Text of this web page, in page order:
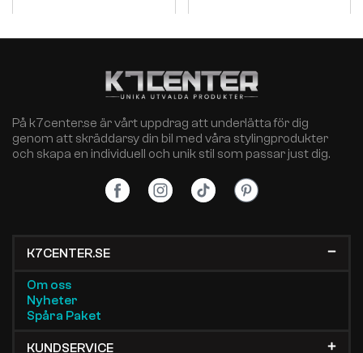
På k7center.se är vårt uppdrag att underlätta för dig
genom att skräddarsy din bil med våra stylingprodukter
och skapa en individuell och unik stil som passar just dig.
K7CENTER.SE
Om oss
Nyheter
Spåra Paket
KUNDSERVICE